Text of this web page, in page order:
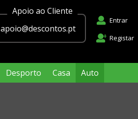
Apoio ao Cliente
apoio@descontos.pt
Entrar
Registar
Desporto Casa Auto